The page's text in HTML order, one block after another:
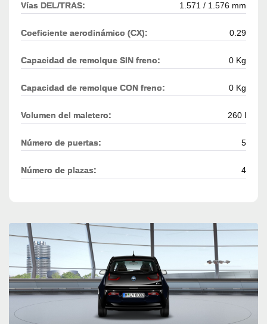
Vías DEL/TRAS: 1.571 / 1.576 mm
Coeficiente aerodinámico (CX): 0.29
Capacidad de remolque SIN freno: 0 Kg
Capacidad de remolque CON freno: 0 Kg
Volumen del maletero: 260 l
Número de puertas: 5
Número de plazas: 4